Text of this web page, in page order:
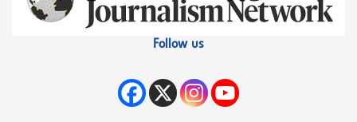
Follow us